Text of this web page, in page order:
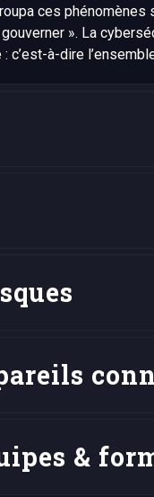
ces
». La
c’est-à-dire
&